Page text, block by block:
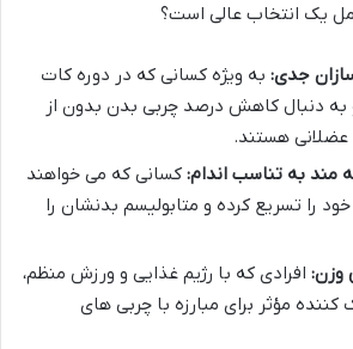
یک انتخاب عالی است؟
جدی: به ویژه کسانی که در دوره کات
دنبال کاهش درصد چربی بدن بدون از
هستند.
مند به تناسب اندام: کسانی که می خواهند
را تسریع کرده و متابولیسم بدنشان را
وزن: افرادی که با رژیم غذایی و ورزش منظم،
مؤثر برای مبارزه با چربی های